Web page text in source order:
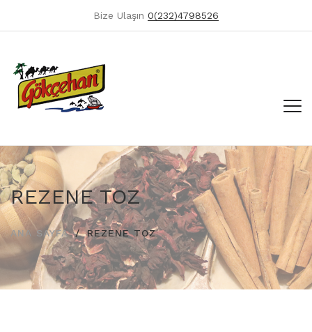
Bize Ulaşın 0(232)4798526
REZENE TOZ
ANA SAYFA REZENE TOZ